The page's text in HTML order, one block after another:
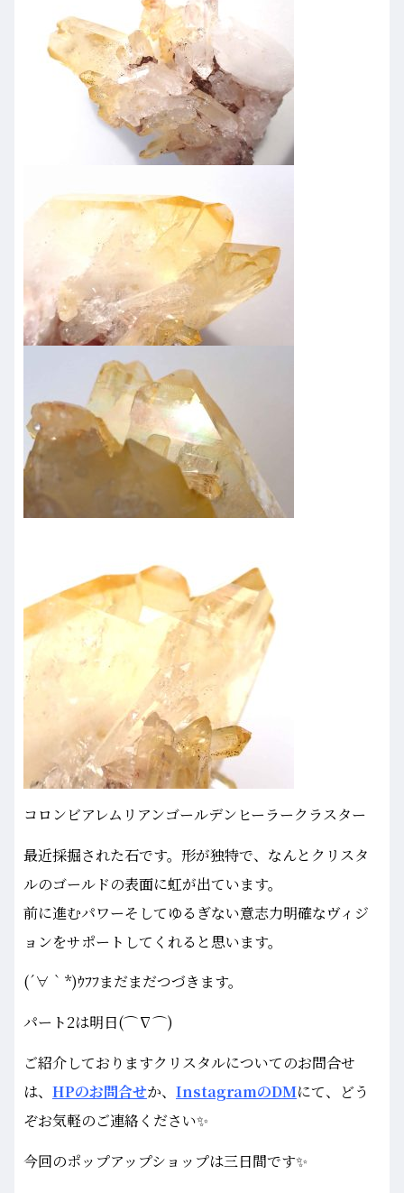
コロンビアレムリアンゴールデンヒーラークラスター
最近採掘された石です。形が独特で、なんとクリスタ
ルのゴールドの表面に虹が出ています。
前に進むパワーそしてゆるぎない意志力明確なヴィジ
ョンをサポートしてくれると思います。
(´∀｀*)ｳﾌﾌまだまだつづきます。
パート2は明日(⌒∇⌒)
ご紹介しておりますクリスタルについてのお問合せ
は、 HPのお問合せか、 InstagramのDMにて、どう
ぞお気軽のご連絡ください✨
今回のポップアップショップは三日間です✨